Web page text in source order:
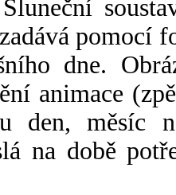
pomocí
dne.
animace
den, měsíc
na době